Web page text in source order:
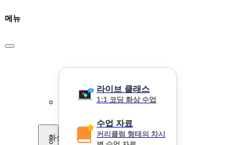
메뉴
화상 수업
라이브 클래스
1:1 코딩 화상 수업
수업 자료
커리큘럼 형태의 차시